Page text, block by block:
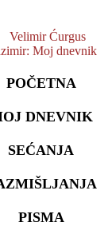
POČETNA
DNEVNIK
SEĆANJA
PISMA